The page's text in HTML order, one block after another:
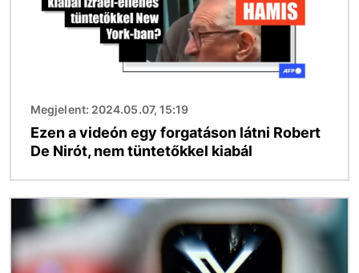
Megjelent: 2024.05.07, 15:19
Ezen a videón egy forgatáson látni Robert
De Nirót, nem tüntetőkkel kiabál